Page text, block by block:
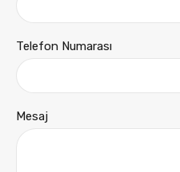
Telefon Numarası
Mesaj